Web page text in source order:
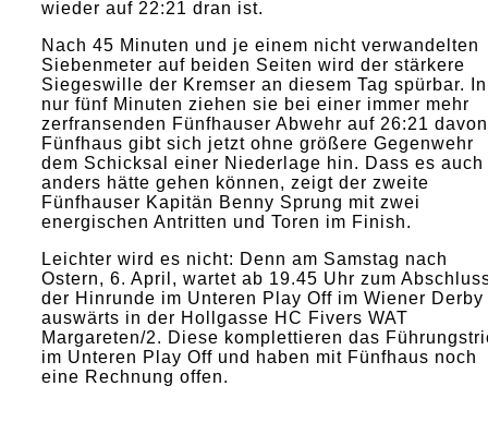
wieder auf 22:21 dran ist.
Nach 45 Minuten und je einem nicht verwandelten
Siebenmeter auf beiden Seiten wird der stärkere
Siegeswille der Kremser an diesem Tag spürbar. In
nur fünf Minuten ziehen sie bei einer immer mehr
zerfransenden Fünfhauser Abwehr auf 26:21
Fünfhaus gibt sich jetzt ohne größere Gegenwehr
dem Schicksal einer Niederlage hin. Dass es auch
anders hätte gehen können, zeigt der zweite
Fünfhauser Kapitän Benny Sprung mit zwei
energischen Antritten und Toren im Finish.
Leichter wird es nicht: Denn am Samstag nach
Ostern, 6. April, wartet ab 19.45 Uhr zum
der Hinrunde im Unteren Play Off im Wiener Derby
auswärts in der Hollgasse HC Fivers WAT
Margareten/2. Diese komplettieren das
im Unteren Play Off und haben mit Fünfhaus noch
eine Rechnung offen.